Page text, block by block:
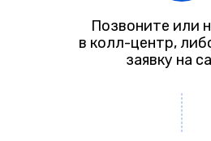
Позвоните или
в колл-центр,
заявку на